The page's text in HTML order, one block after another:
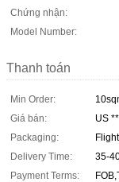
Chứng nhận:
Model Number:
Thanh toán
Min Order:
Giá bán:
US
Packaging:
Delivery Time:
35-
Payment Terms: